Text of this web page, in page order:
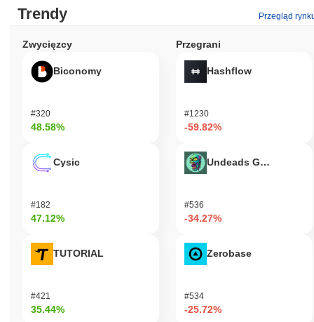
Trendy Przegląd
Zwycięzcy
Biconomy
#320
48.58%
Cysic
#182
47.12%
TUTORIAL
#421
35.44%
Przegrani
Hashflow
#1230
-59.82%
Undeads Games
#536
-34.27%
Zerobase
#534
-25.72%